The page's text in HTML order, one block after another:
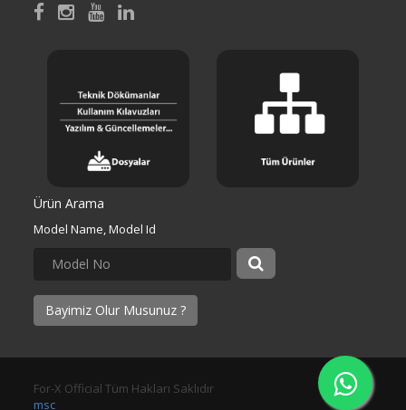
Ürün Arama
Model Name, Model Id
Bayimiz Olur Musunuz ?
For-X Official Tüm Hakları Saklıdır
msc